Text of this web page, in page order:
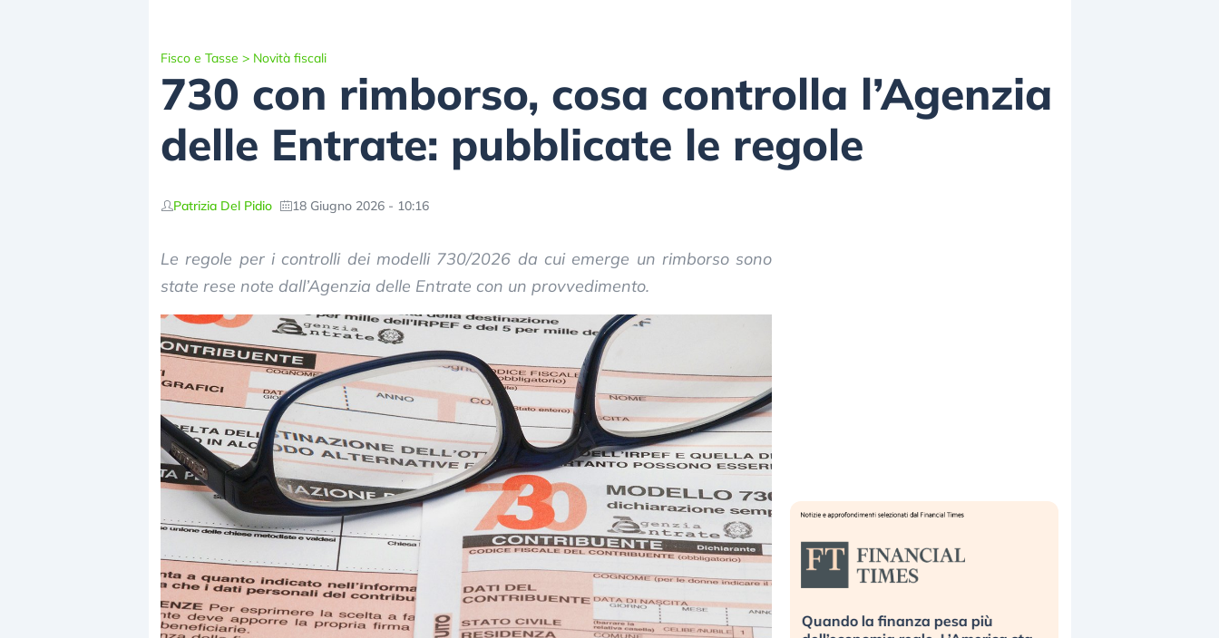
Fisco e Tasse > Novità fiscali
730 con rimborso, cosa controlla l’Agenzia
delle Entrate: pubblicate le regole
Patrizia Del Pidio 18 Giugno 2026 - 10:16
Le regole per i controlli dei modelli 730/2026 da cui emerge un rimborso sono
state rese note dall’Agenzia delle Entrate con un provvedimento.
Dalle valutazioni estreme alla
«La mia vita è rovinata». Investitori
Quando la finanza pesa più